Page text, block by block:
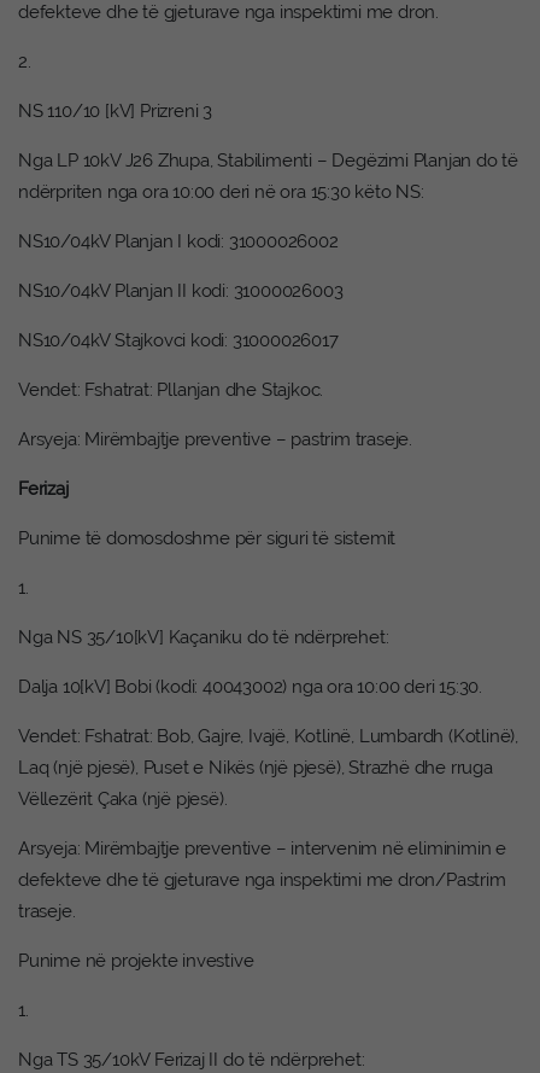
defekteve dhe të gjeturave nga inspektimi me dron.
2.
NS 110/10 [kV] Prizreni 3
Nga LP 10kV J26 Zhupa, Stabilimenti – Degëzimi Planjan do të
ndërpriten nga ora 10:00 deri në ora 15:30 këto NS:
NS10/04kV Planjan I kodi: 31000026002
NS10/04kV Planjan II kodi: 31000026003
NS10/04kV Stajkovci kodi: 31000026017
Vendet: Fshatrat: Pllanjan dhe Stajkoc.
Arsyeja: Mirëmbajtje preventive – pastrim traseje.
Ferizaj
Punime të domosdoshme për siguri të sistemit
1.
Nga NS 35/10[kV] Kaçaniku do të ndërprehet:
Dalja 10[kV] Bobi (kodi: 40043002) nga ora 10:00 deri 15:30.
Vendet: Fshatrat: Bob, Gajre, Ivajë, Kotlinë, Lumbardh (Kotlinë),
Laq (një pjesë), Puset e Nikës (një pjesë), Strazhë dhe rruga
Vëllezërit Çaka (një pjesë).
Arsyeja: Mirëmbajtje preventive – intervenim në eliminimin e
defekteve dhe të gjeturave nga inspektimi me dron/Pastrim
traseje.
Punime në projekte investive
1.
Nga TS 35/10kV Ferizaj II do të ndërprehet: